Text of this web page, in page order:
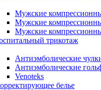
Мужские
Мужские
Мужские
трикотаж
Антиэмболические
Антиэмболические
Venoteks
белье